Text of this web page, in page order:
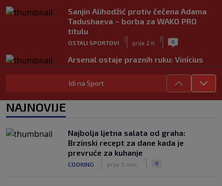
Sanjin Alihodžić protiv čečena Adama
Tadushaeva – borba za WAKO PRO
titulu
OSTALI SPORTOVI
|
prije 2 h
| 0
Arsenal ostaje praznih ruku: Vinícius
Júnior i Real Madrid postigli dogovor
NOGOMET
NOGOMET
| | 0
Izvinjenje s elementima prijetnje i
„gomila slabića“ u UEFA-i
Idi na Sport
NAJNOVIJE
Najbolja ljetna salata od graha:
Brzinski recept za dane kada je
prevruće za kuhanje
COOKING prije 0 min. 0